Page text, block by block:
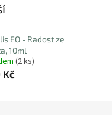
EO - Radost ze
10ml
(2 ks)
Kč